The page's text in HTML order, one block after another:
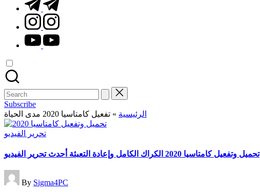
instagram.com
youtube.com
Search
for:
Subscribe
الرئيسية » تفعيل كامتاسيا 2020 مدى الحياة
Posted
تحرير الفيديو
تحميل وتفعيل كامتاسيا 2020 الكراك الكامل وإعادة التعبئة أحدث تحرير الفيديو
Posted
by
By Sigma4PC